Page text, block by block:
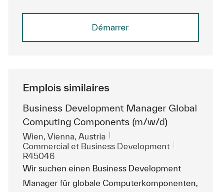
Démarrer
Emplois similaires
Business Development Manager Global
Computing Components (m/w/d)
Emplacement
Wien, Vienna, Austria
Catégorie
Commercial et Business Development
R45046
Wir suchen einen Business Development
Manager für globale Computerkomponenten,